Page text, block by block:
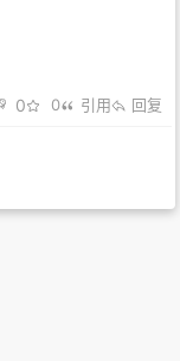
0 0 引用 回复